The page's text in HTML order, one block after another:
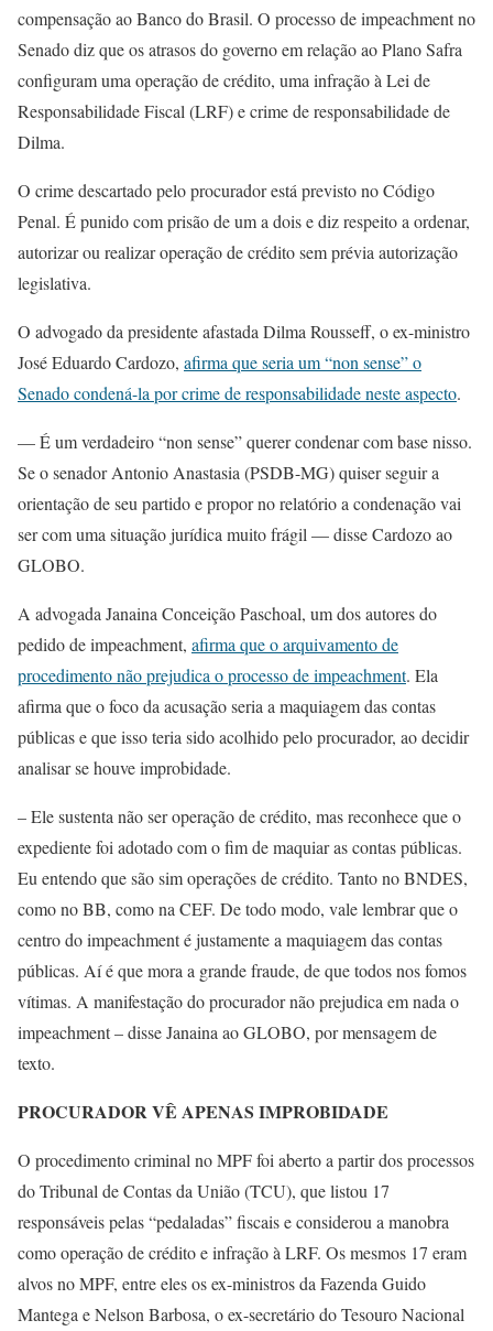
compensação ao Banco do Brasil. O processo de impeachment no
Senado diz que os atrasos do governo em relação ao Plano Safra
configuram uma operação de crédito, uma infração à Lei de
Responsabilidade Fiscal (LRF) e crime de responsabilidade de
Dilma.
O crime descartado pelo procurador está previsto no Código
Penal. É punido com prisão de um a dois e diz respeito a ordenar,
autorizar ou realizar operação de crédito sem prévia autorização
legislativa.
O advogado da presidente afastada Dilma Rousseff, o ex-ministro
José Eduardo Cardozo, afirma que seria um “non sense” o
Senado condená-la por crime de responsabilidade neste aspecto.
— É um verdadeiro “non sense” querer condenar com base nisso.
Se o senador Antonio Anastasia (PSDB-MG) quiser seguir a
orientação de seu partido e propor no relatório a condenação vai
ser com uma situação jurídica muito frágil — disse Cardozo ao
GLOBO.
A advogada Janaina Conceição Paschoal, um dos autores do
pedido de impeachment, afirma que o arquivamento de
procedimento não prejudica o processo de impeachment. Ela
afirma que o foco da acusação seria a maquiagem das contas
públicas e que isso teria sido acolhido pelo procurador, ao decidir
analisar se houve improbidade.
– Ele sustenta não ser operação de crédito, mas reconhece que o
expediente foi adotado com o fim de maquiar as contas públicas.
Eu entendo que são sim operações de crédito. Tanto no BNDES,
como no BB, como na CEF. De todo modo, vale lembrar que o
centro do impeachment é justamente a maquiagem das contas
públicas. Aí é que mora a grande fraude, de que todos nos fomos
vítimas. A manifestação do procurador não prejudica em nada o
impeachment – disse Janaina ao GLOBO, por mensagem de
texto.
PROCURADOR VÊ APENAS IMPROBIDADE
O procedimento criminal no MPF foi aberto a partir dos processos
do Tribunal de Contas da União (TCU), que listou 17
responsáveis pelas “pedaladas” fiscais e considerou a manobra
como operação de crédito e infração à LRF. Os mesmos 17 eram
alvos no MPF, entre eles os ex-ministros da Fazenda Guido
Mantega e Nelson Barbosa, o ex-secretário do Tesouro Nacional